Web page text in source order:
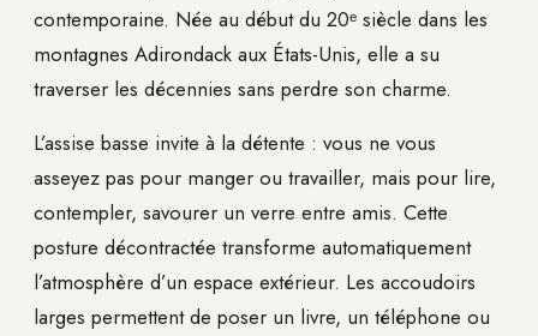
contemporaine. Née au début du 20ᵉ siècle dans les
montagnes Adirondack aux États-Unis, elle a su
traverser les décennies sans perdre son charme.
L’assise basse invite à la détente : vous ne vous
asseyez pas pour manger ou travailler, mais pour lire,
contempler, savourer un verre entre amis. Cette
posture décontractée transforme automatiquement
l’atmosphère d’un espace extérieur. Les accoudoirs
larges permettent de poser un livre, un téléphone ou